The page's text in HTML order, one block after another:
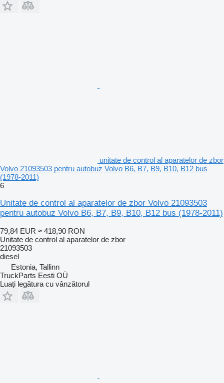
unitate de control al aparatelor de zbor
Volvo 21093503 pentru autobuz Volvo B6, B7, B9, B10, B12 bus
(1978-2011)
6
Unitate de control al aparatelor de zbor Volvo 21093503
pentru autobuz Volvo B6, B7, B9, B10, B12 bus (1978-2011)
79,84 EUR ≈ 418,90 RON
Unitate de control al aparatelor de zbor
21093503
diesel
Estonia, Tallinn
TruckParts Eesti OÜ
Luați legătura cu vânzătorul